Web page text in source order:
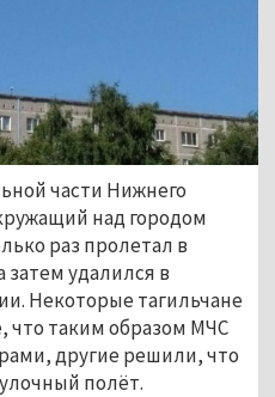
части Нижнего
над городом
раз пролетал в
затем удалился в
Некоторые тагильчане
что таким образом МЧС
другие решили, что
полёт.